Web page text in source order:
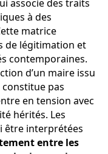
associe des traits
à des
matrice
de légitimation et
contemporaines.
d’un maire issu
pas
en tension avec
hérités. Les
être interprétées
entre les